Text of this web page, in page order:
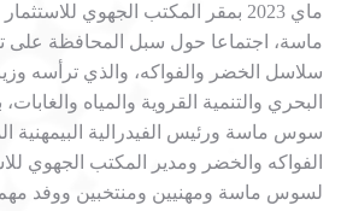
ماي 2023 بمقر المكتب الجهوي
ماسة، اجتماعا حول سبل المحافظة على
سلاسل الخضر والفواكه، والذي ترأسه
البحري والتنمية القروية والمياه
سوس ماسة ورئيس الفيدرالية البيمهنية
الفواكه والخضر ومدير المكتب الجهوي
لسوس ماسة ومهنيين ومنتخبين ووفد